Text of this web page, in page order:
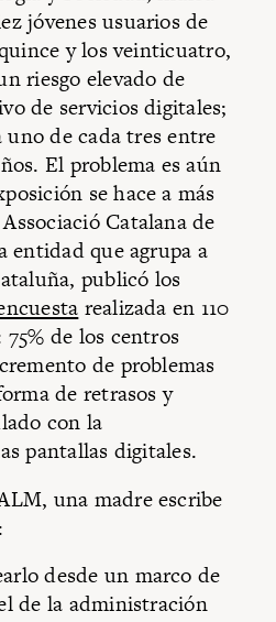
jóvenes usuarios de
y los veinticuatro,
riesgo elevado de
de servicios digitales;
uno de cada tres entre
El problema es aún
se hace a más
Catalana de
entidad que agrupa a
publicó los
realizada en 110
de los centros
de problemas
de retrasos y
con la
pantallas digitales.
una madre escribe
desde un marco de
de la administración